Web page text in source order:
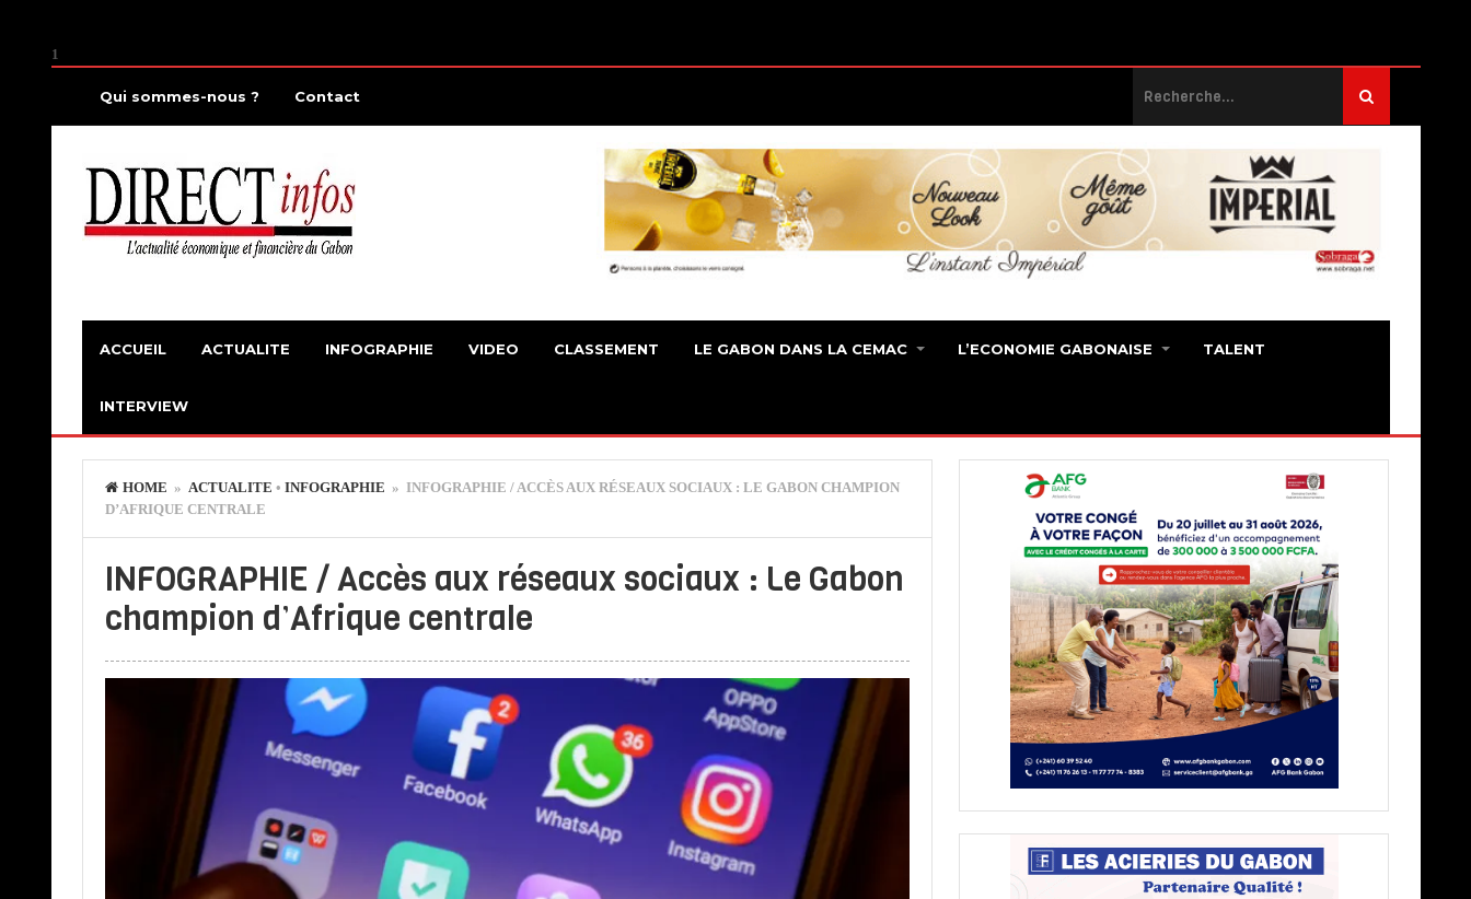
1
Qui sommes-nous ? Contact
ACCUEIL ACTUALITE INFOGRAPHIE VIDEO CLASSEMENT LE GABON DANS LA CEMAC L’ECONOMIE GABONAISE TALENT
INTERVIEW
HOME » ACTUALITE • INFOGRAPHIE » INFOGRAPHIE / ACCÈS AUX RÉSEAUX SOCIAUX : LE GABON CHAMPION
D’AFRIQUE CENTRALE
INFOGRAPHIE / Accès aux réseaux sociaux : Le Gabon
champion d’Afrique centrale